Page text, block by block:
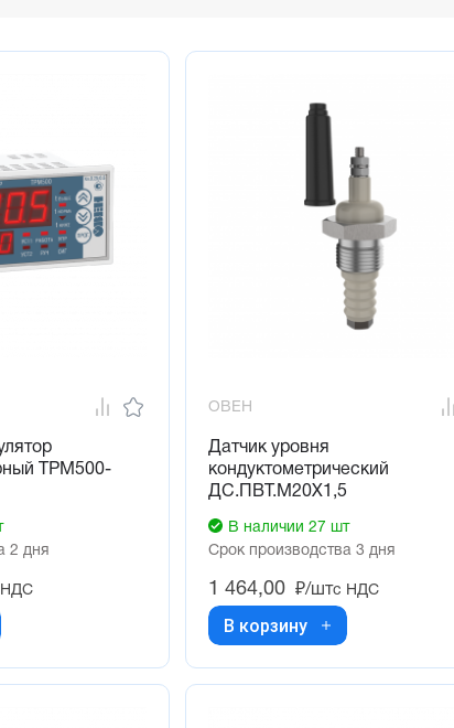
ТРМ500-
2 дня
НДС
ОВЕН
Датчик уровня
кондуктометрический
ДС.ПВТ.М20Х1,5
В наличии 27 шт
Срок производства 3 дня
1 464,00 ₽/штс НДС
В корзину